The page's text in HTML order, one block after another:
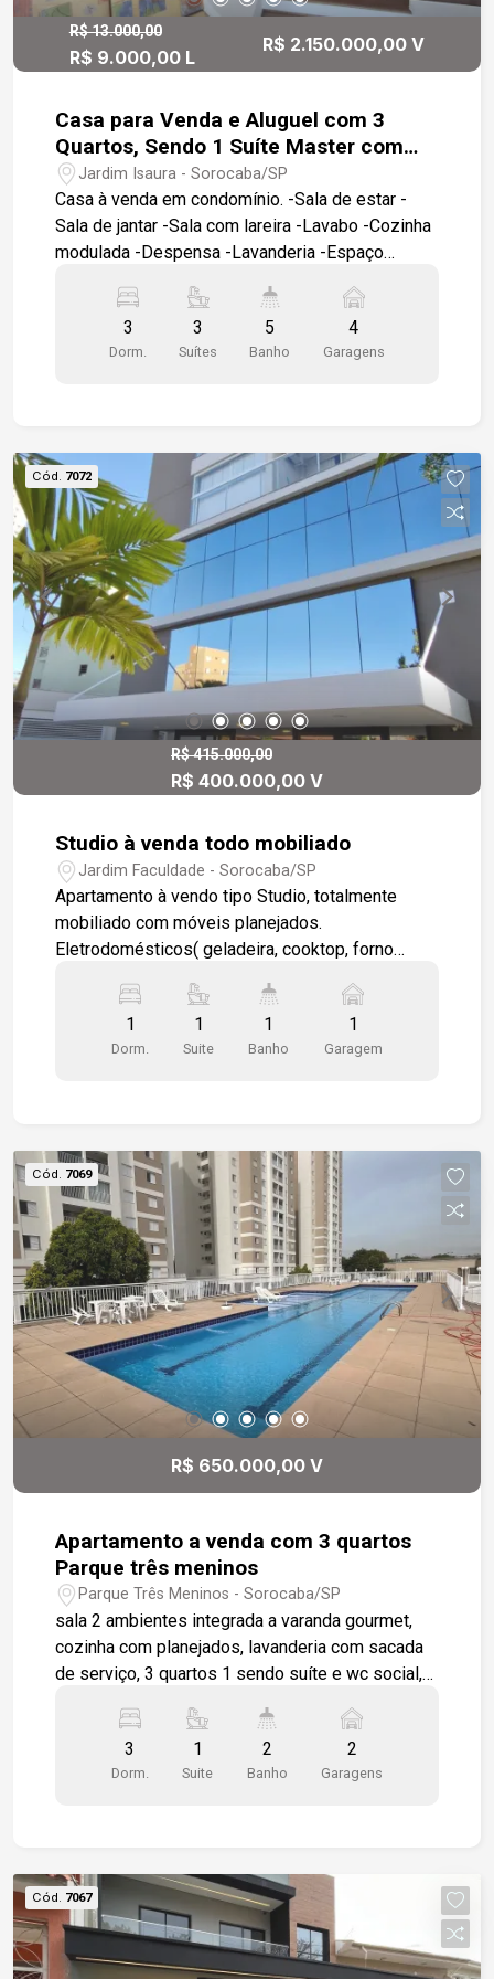
R$ 13.000,00
R$ 9.000,00 L
R$ 2.150.000,00 V
Casa para Venda e Aluguel com 3
Quartos, Sendo 1 Suíte Master com
Hidromassagem- Residencial Isaura,
Campolin, Sorocaba/SP
Jardim Isaura - Sorocaba/SP
Casa à venda em condomínio. -Sala de estar -
Sala de jantar -Sala com lareira -Lavabo -Cozinha
modulada -Despensa -Lavanderia -Espaço
suítes, sendo 1 máster com closet e
hidromassagem -4 vagas de garagem, sendo 2
cobertas Diferenciais: Ambientes amplos e
espaço gourmet com churrasqueira e pia de
apoio. Escada em madeira, porta principal com
pé-direito alto e dormitórios com piso em
madeira, proporcionando conforto e sofisticação.
Condomínio com: -Portaria e segurança 24 horas
-Playground -Quadra poliesportiva -Campo de
futebol -Quadra de tênis -Quadra de areia -
Mercadinho -Salão de festas com churrasqueira -
Praça de convivência
3
Dorm.
3
Suítes
5
Banho
4
Garagens
Cód. 7072
R$ 415.000,00
R$ 400.000,00 V
Studio à venda todo mobiliado
Jardim Faculdade - Sorocaba/SP
Apartamento à vendo tipo Studio, totalmente
mobiliado com móveis planejados.
Eletrodomésticos( geladeira, cooktop, forno
de garagem (coberta). Lavanderia compartilhada.
Mini mercado. Espaço gourmet na cobertura.
Espaço Pet. Espaço Coworking. A poucos metros
1
Dorm.
1
Suite
1
Banho
1
Garagem
Cód. 7069
R$ 650.000,00 V
Apartamento a venda com 3 quartos
Parque três meninos
Parque Três Meninos - Sorocaba/SP
sala 2 ambientes integrada a varanda gourmet,
cozinha com planejados, lavanderia com sacada
de serviço, 3 quartos 1 sendo suíte e wc social,
Apartamento todo em piso cerâmico, 2 vagas de
garagem . Condomínio com piscina, salão de
festas, academia, brinquedoteca, playground.
3
Dorm.
1
Suite
2
Banho
2
Garagens
Cód. 7067